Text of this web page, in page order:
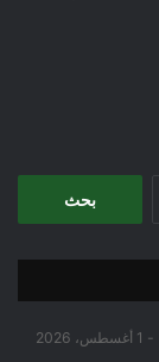
1 أغسطس، 2026